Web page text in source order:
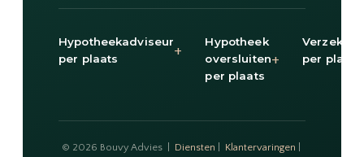
Hypotheekadviseur
per plaats
+
Hypotheek
oversluiten
per plaats
+
per plaats
© 2026 Bouvy Advies | Diensten Klantervaringen